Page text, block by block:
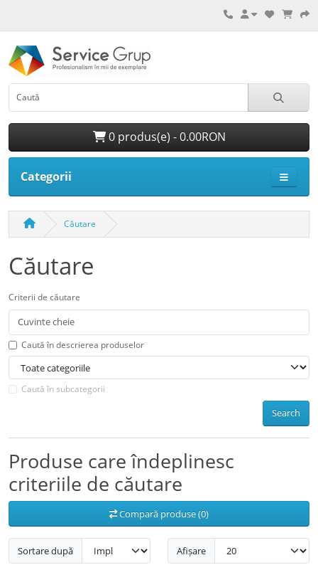
0 produs(e) - 0.00RON
Categorii
Căutare
Căutare
Criterii de căutare
Caută în descrierea produselor
Caută în subcategorii
Search
Produse care îndeplinesc
criteriile de căutare
Compară produse (0)
Sortare după Afișare